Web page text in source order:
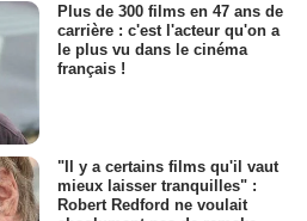
Plus de 300 films en 47 ans de
carrière : c'est l'acteur qu'on a
le plus vu dans le cinéma
français !
"Il y a certains films qu'il vaut
mieux laisser tranquilles" :
Robert Redford ne voulait